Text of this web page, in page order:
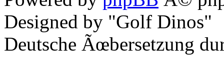
Designed by "Golf Dinos"
Deutsche Ãœbersetzung